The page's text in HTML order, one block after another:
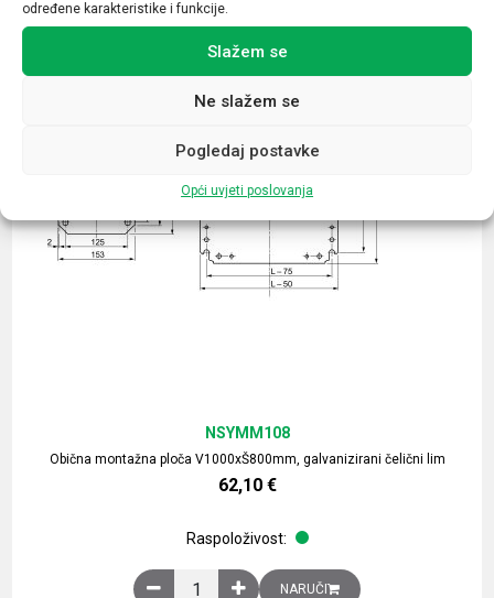
određene karakteristike i funkcije.
Slažem se
Ne slažem se
Pogledaj postavke
Opći uvjeti poslovanja
Obična montažna ploča V1000xŠ800mm, galvanizirani čelični lim
NSYMM108
62,10 €
Raspoloživost:
Obična montažna ploča V1000xŠ800mm,
NARUČI